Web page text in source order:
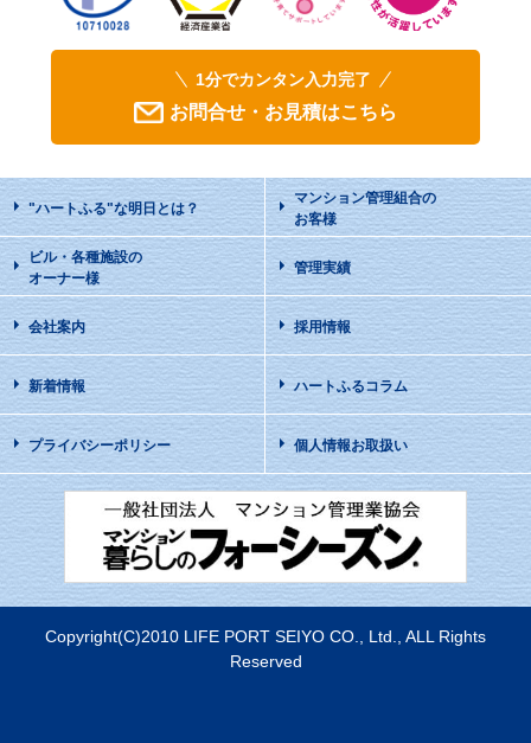
1分でカンタン入力完了
お問合せ・お見積はこちら
"ハートふる"な明日とは？
マンション管理組合の
お客様
ビル・各種施設の
オーナー様
管理実績
会社案内 採用情報
新着情報 ハートふるコラム
プライバシーポリシー 個人情報お取扱い
Copyright(C)2010 LIFE PORT SEIYO CO., Ltd., ALL Rights
Reserved